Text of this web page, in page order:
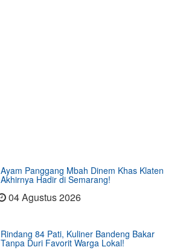
Ayam Panggang Mbah Dinem Khas Klaten
Akhirnya Hadir di Semarang!
04 Agustus 2026
Rindang 84 Pati, Kuliner Bandeng Bakar
Tanpa Duri Favorit Warga Lokal!